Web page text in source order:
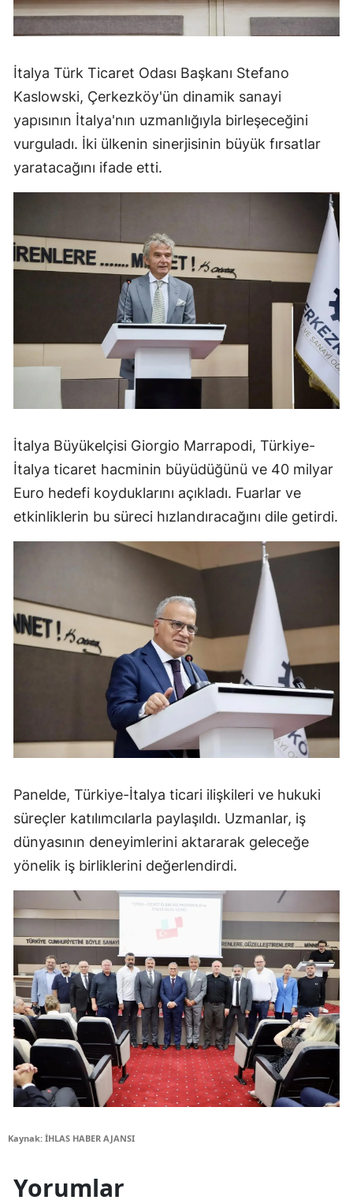
İtalya Türk Ticaret Odası Başkanı Stefano
Kaslowski, Çerkezköy'ün dinamik sanayi
yapısının İtalya'nın uzmanlığıyla birleşeceğini
vurguladı. İki ülkenin sinerjisinin büyük fırsatlar
yaratacağını ifade etti.
İtalya Büyükelçisi Giorgio Marrapodi, Türkiye-
İtalya ticaret hacminin büyüdüğünü ve 40 milyar
Euro hedefi koyduklarını açıkladı. Fuarlar ve
etkinliklerin bu süreci hızlandıracağını dile getirdi.
Panelde, Türkiye-İtalya ticari ilişkileri ve hukuki
süreçler katılımcılarla paylaşıldı. Uzmanlar, iş
dünyasının deneyimlerini aktararak geleceğe
yönelik iş birliklerini değerlendirdi.
Kaynak: İHLAS HABER AJANSI
Yorumlar